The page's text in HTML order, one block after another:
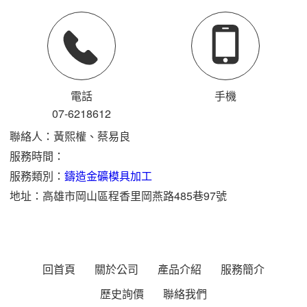
電話
07-6218612
手機
聯絡人：黃熙權、蔡易良
服務時間：
服務類別： 鑄造金礦模具加工
地址：高雄市岡山區程香里岡燕路485巷97號
回首頁 關於公司 產品介紹
服務簡介
歷史詢價
聯絡我們